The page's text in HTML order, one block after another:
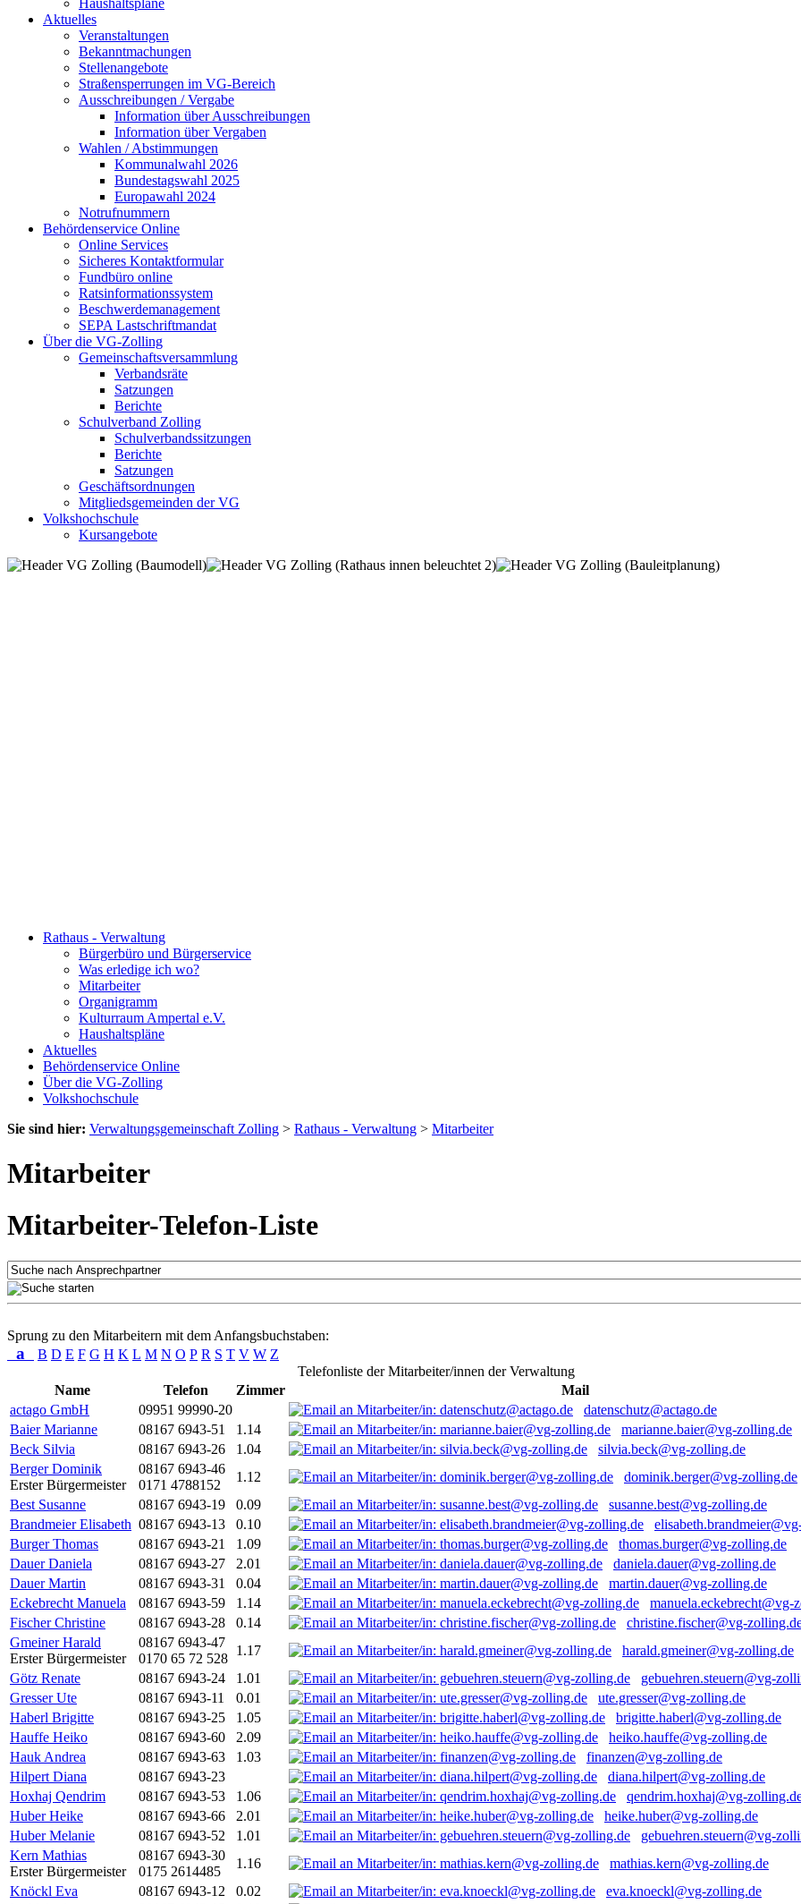
Haushaltspläne
Aktuelles
Veranstaltungen
Bekanntmachungen
Stellenangebote
Straßensperrungen im VG-Bereich
Ausschreibungen / Vergabe
Information über Ausschreibungen
Information über Vergaben
Wahlen / Abstimmungen
Kommunalwahl 2026
Bundestagswahl 2025
Europawahl 2024
Notrufnummern
Behördenservice Online
Online Services
Sicheres Kontaktformular
Fundbüro online
Ratsinformationssystem
Beschwerdemanagement
SEPA Lastschriftmandat
Über die VG-Zolling
Gemeinschaftsversammlung
Verbandsräte
Satzungen
Berichte
Schulverband Zolling
Schulverbandssitzungen
Berichte
Satzungen
Geschäftsordnungen
Mitgliedsgemeinden der VG
Volkshochschule
Kursangebote
Rathaus - Verwaltung
Bürgerbüro und Bürgerservice
Was erledige ich wo?
Mitarbeiter
Organigramm
Kulturraum Ampertal e.V.
Haushaltspläne
Aktuelles
Behördenservice Online
Über die VG-Zolling
Volkshochschule
Sie sind hier: Verwaltungsgemeinschaft Zolling > Rathaus - Verwaltung > Mitarbeiter
Mitarbeiter
Mitarbeiter-Telefon-Liste
Sprung zu den Mitarbeitern mit dem Anfangsbuchstaben:
a B D E F G H K L M N O P R S T V W Z
Telefonliste der Mitarbeiter/innen der Verwaltung
Name
Telefon Zimmer
Mail
actago GmbH
09951 99990-20
datenschutz@actago.de
Baier Marianne
08167 6943-51 1.14
marianne.baier@vg-zolling.de
Beck Silvia
08167 6943-26 1.04
silvia.beck@vg-zolling.de
Berger Dominik
Erster Bürgermeister
08167 6943-46
0171 4788152
1.12
dominik.berger@vg-zolling.de
Best Susanne
08167 6943-19 0.09
susanne.best@vg-zolling.de
Brandmeier Elisabeth 08167 6943-13 0.10
Burger Thomas
08167 6943-21 1.09
thomas.burger@vg-zolling.de
Dauer Daniela
08167 6943-27 2.01
daniela.dauer@vg-zolling.de
Dauer Martin
08167 6943-31 0.04
martin.dauer@vg-zolling.de
Eckebrecht Manuela
08167 6943-59 1.14
manuela.eckebrecht@vg-
Fischer Christine
08167 6943-28 0.14
christine.fischer@vg-
Gmeiner Harald
Erster Bürgermeister
08167 6943-47
0170 65 72 528
1.17
harald.gmeiner@vg-zolling.de
Götz Renate
08167 6943-24 1.01
gebuehren.steuern@vg-
Gresser Ute
08167 6943-11 0.01
ute.gresser@vg-zolling.de
Haberl Brigitte
08167 6943-25 1.05
brigitte.haberl@vg-zolling.de
Hauffe Heiko
08167 6943-60 2.09
heiko.hauffe@vg-zolling.de
Hauk Andrea
08167 6943-63 1.03
finanzen@vg-zolling.de
Hilpert Diana
08167 6943-23
diana.hilpert@vg-zolling.de
Hoxhaj Qendrim
08167 6943-53 1.06
qendrim.hoxhaj@vg-
Huber Heike
08167 6943-66 2.01
heike.huber@vg-zolling.de
Huber Melanie
08167 6943-52 1.01
gebuehren.steuern@vg-
Kern Mathias
Erster Bürgermeister
08167 6943-30
0175 2614485
1.16
mathias.kern@vg-zolling.de
Knöckl Eva
08167 6943-12 0.02
eva.knoeckl@vg-zolling.de